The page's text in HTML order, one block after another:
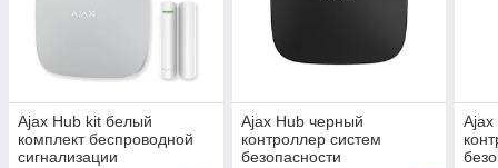
Ajax Hub kit белый
комплект беспроводной
сигнализации
Ajax Hub черный
контроллер систем
безопасности